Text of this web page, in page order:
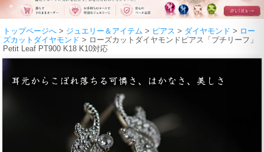
トップページへ > ジュエリー＆アイテム > ピアス > ダイヤモンド > ロー
ズカットダイヤモンド > ローズカットダイヤモンドピアス「プチリーフ」
Petit Leaf PT900 K18 K10対応